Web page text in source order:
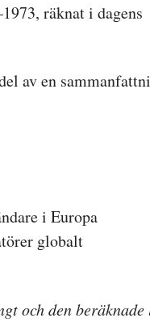
räknat i dagens
av en
i Europa
globalt
och den